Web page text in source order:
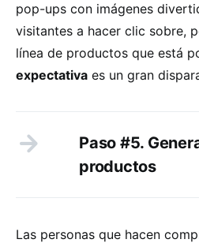
pop-ups con imágenes
visitantes a hacer clic sobre,
línea de productos que está
expectativa es un gran
Paso #5.
productos
Las personas que hacen